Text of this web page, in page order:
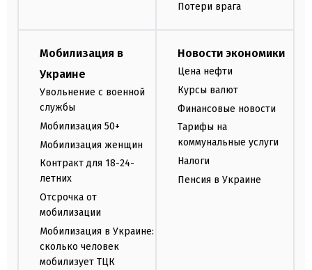
Потери врага
Мобилизация в
Украине
Увольнение с военной
службы
Мобилизация 50+
Мобилизация женщин
Контракт для 18-24-
летних
Отсрочка от
мобилизации
Мобилизация в Украине:
сколько человек
мобилизует ТЦК
Новости экономики
Цена нефти
Курсы валют
Финансовые новости
Тарифы на
коммунальные услуги
Налоги
Пенсия в Украине